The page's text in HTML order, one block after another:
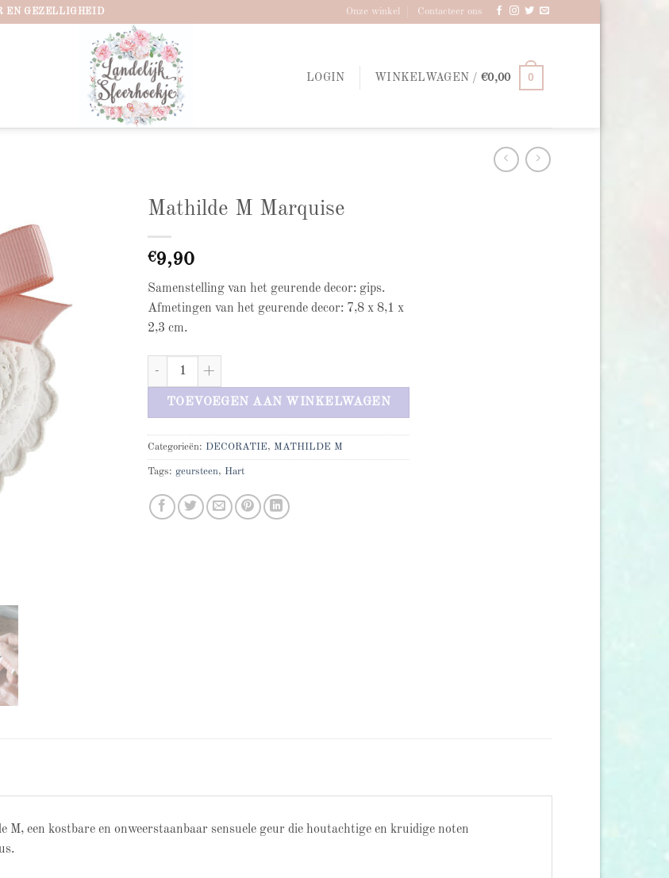
EN GEZELLIGHEID Onze winkel Contacteer ons
LOGIN WINKELWAGEN /€0,00 0
Mathilde M Marquise
€9,90
Samenstelling van het geurende decor: gips.
Afmetingen van het geurende decor: 7,8 x 8,1 x
2,3 cm.
Mathilde M Marquise aantal
TOEVOEGEN AAN WINKELWAGEN
Categorieën: DECORATIE, MATHILDE M
Tags: geursteen, Hart
M, een kostbare en onweerstaanbaar sensuele geur die houtachtige en kruidige noten